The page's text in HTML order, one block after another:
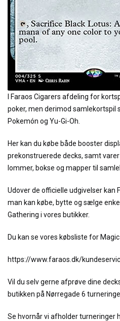
I Faraos Cigarers afdeling for
poker, men derimod samlekortspil
Pokemón og Yu-Gi-Oh.
Her kan du købe både booster
prekonstruerede decks, samt
lommer, bokse og mapper til
Udover de officielle udgivelser kan
man kan købe, bytte og sælge
Gathering i vores butikker.
Du kan se vores købsliste for
https://www.faraos.dk/
Vil du selv gerne afprøve dine
butikken på Nørregade 6
Se hvornår vi afholder turneringer